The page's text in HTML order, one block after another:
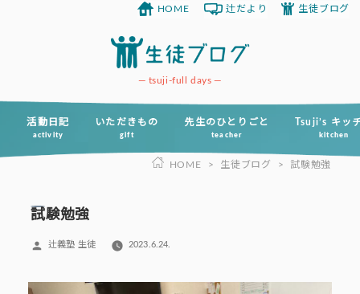
ツ
tsuji-full days
活動日記
activity
いただきもの
gift
先生のひとりごと
teacher
Tsuji’s キッ
kitchen
HOME 辻だより 生徒ブログ
HOME > 生徒ブログ > 試験勉強
試験勉強
投
辻義塾 生徒 2023.6.24.